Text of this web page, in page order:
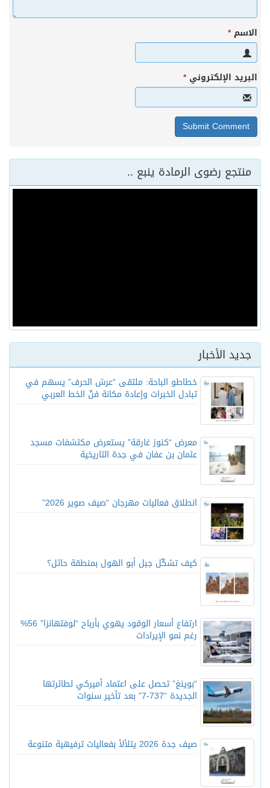
الاسم*
البريد الإلكتروني*
منتجع رضوى الرمادة ينبع ..
جديد الأخبار
خطاطو الباحة: ملتقى “عرش الحرف” يسهم في
تبادل الخبرات وإعادة مكانة فنّ الخط العربي
معرض “كنوز غارقة” يستعرض مكتشفات مسجد
عثمان بن عفان في جدة التاريخية
انطلاق فعاليات مهرجان “صيف صوير 2026”
كيف تشكّل جبل أبو الهول بمنطقة حائل؟
ارتفاع أسعار الوقود يهوي بأرباح “لوفتهانزا” 56%
رغم نمو الإيرادات
“بوينغ” تحصل على اعتماد أميركي لطائرتها
الجديدة “737-7” بعد تأخير سنوات
صيف جدة 2026 يتلألأ بفعاليات ترفيهية متنوعة